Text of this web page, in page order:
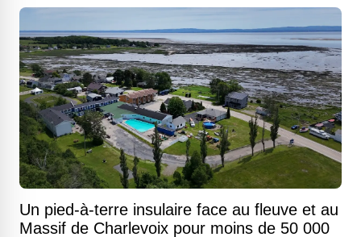
Un pied-à-terre insulaire face au fleuve et au
Massif de Charlevoix pour moins de 50 000